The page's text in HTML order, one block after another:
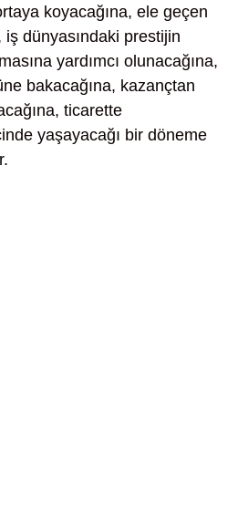
koyacağına, ele geçen
iş dünyasındaki prestijin
yardımcı olunacağına,
bakacağına, kazançtan
ticarette
yaşayacağı bir döneme